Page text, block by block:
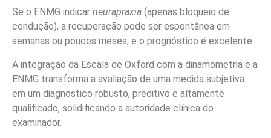
Se o ENMG indicar neurapraxia (apenas bloqueio de
condução), a recuperação pode ser espontânea em
semanas ou poucos meses, e o prognóstico é excelente.
A integração da Escala de Oxford com a dinamometria e a
ENMG transforma a avaliação de uma medida subjetiva
em um diagnóstico robusto, preditivo e altamente
qualificado, solidificando a autoridade clínica do
examinador.